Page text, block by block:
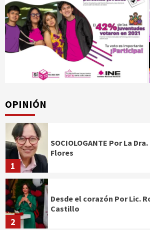
OPINIÓN
1
SOCIOLOGANTE Por La
Flores
2
Desde el corazón Por Lic.
Castillo